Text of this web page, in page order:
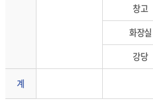
창고
화장실
강당
계